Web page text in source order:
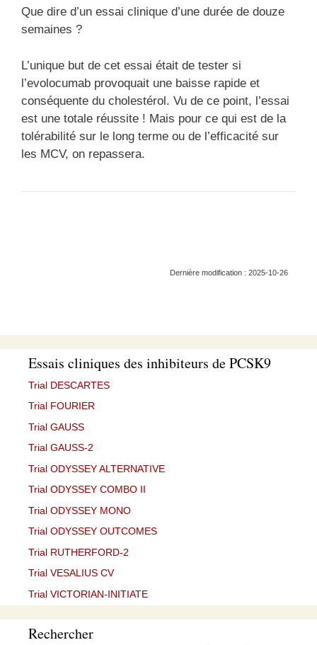
Que dire d’un essai clinique d’une durée de douze
semaines ?
L’unique but de cet essai était de tester si
l’evolocumab provoquait une baisse rapide et
conséquente du cholestérol. Vu de ce point, l’essai
est une totale réussite ! Mais pour ce qui est de la
tolérabilité sur le long terme ou de l’efficacité sur
les MCV, on repassera.
Dernière modification : 2025-10-26
Essais cliniques des inhibiteurs de PCSK9
Trial DESCARTES
Trial FOURIER
Trial GAUSS
Trial GAUSS-2
Trial ODYSSEY ALTERNATIVE
Trial ODYSSEY COMBO II
Trial ODYSSEY MONO
Trial ODYSSEY OUTCOMES
Trial RUTHERFORD-2
Trial VESALIUS CV
Trial VICTORIAN-INITIATE
Rechercher